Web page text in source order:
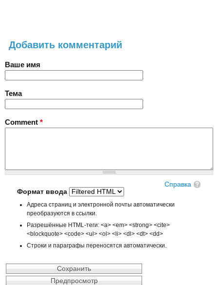
Добавить комментарий
Ваше имя
Тема
Comment *
Справка
Формат ввода
Адреса страниц и электронной почты автоматически
преобразуются в ссылки.
Разрешённые HTML-теги: <a> <em> <strong> <cite>
<blockquote> <code> <ul> <ol> <li> <dl> <dt> <dd>
Строки и параграфы переносятся автоматически.